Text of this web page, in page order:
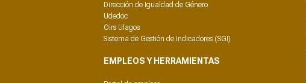
Dirección de Igualdad de Género
Udedoc
Oirs Ulagos
Sistema de Gestión de Indicadores (SGI)
EMPLEOS Y HERRAMIENTAS